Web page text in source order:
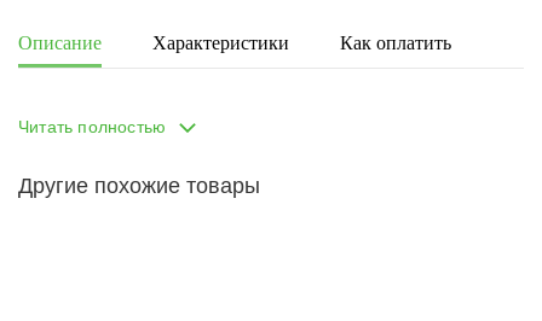
Описание Характеристики Как оплатить
Читать полностью
Другие похожие товары